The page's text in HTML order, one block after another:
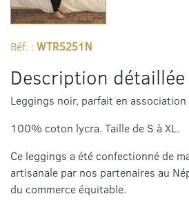
Réf. : WTR5251N
Description détaillée
Leggings noir, parfait en
100% coton lycra. Taille de S à XL.
Ce leggings a été confectionné de
artisanale par nos partenaires au
du commerce équitable.